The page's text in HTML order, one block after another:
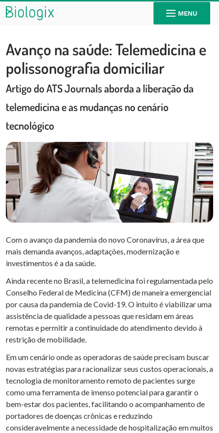
MENU
Avanço na saúde: Telemedicina e
polissonografia domiciliar
Artigo do ATS Journals aborda a liberação da
telemedicina e as mudanças no cenário
tecnológico
Com o avanço da pandemia do novo Coronavírus, a área que
mais demanda avanços, adaptações, modernização e
investimentos é a da saúde.
Ainda recente no Brasil, a telemedicina foi regulamentada pelo
Conselho Federal de Medicina (CFM) de maneira emergencial
por causa da pandemia de Covid-19. O intuito é viabilizar uma
assistência de qualidade a pessoas que residam em áreas
remotas e permitir a continuidade do atendimento devido à
restrição de mobilidade.
Em um cenário onde as operadoras de saúde precisam buscar
novas estratégias para racionalizar seus custos operacionais, a
tecnologia de monitoramento remoto de pacientes surge
como uma ferramenta de imenso potencial para garantir o
bem-estar dos pacientes, facilitando o acompanhamento de
portadores de doenças crônicas e reduzindo
consideravelmente a necessidade de hospitalização em muitos